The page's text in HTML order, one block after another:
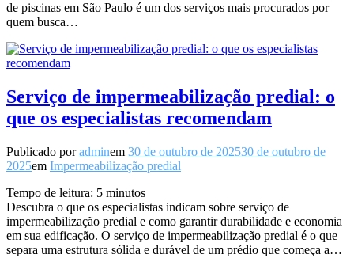
de piscinas em São Paulo é um dos serviços mais procurados por
quem busca…
Serviço de impermeabilização predial: o
que os especialistas recomendam
Publicado poradminem 30 de outubro de 202530 de outubro de
2025em Impermeabilização predial
Tempo de leitura: 5 minutos
Descubra o que os especialistas indicam sobre serviço de
impermeabilização predial e como garantir durabilidade e economia
em sua edificação. O serviço de impermeabilização predial é o que
separa uma estrutura sólida e durável de um prédio que começa a…